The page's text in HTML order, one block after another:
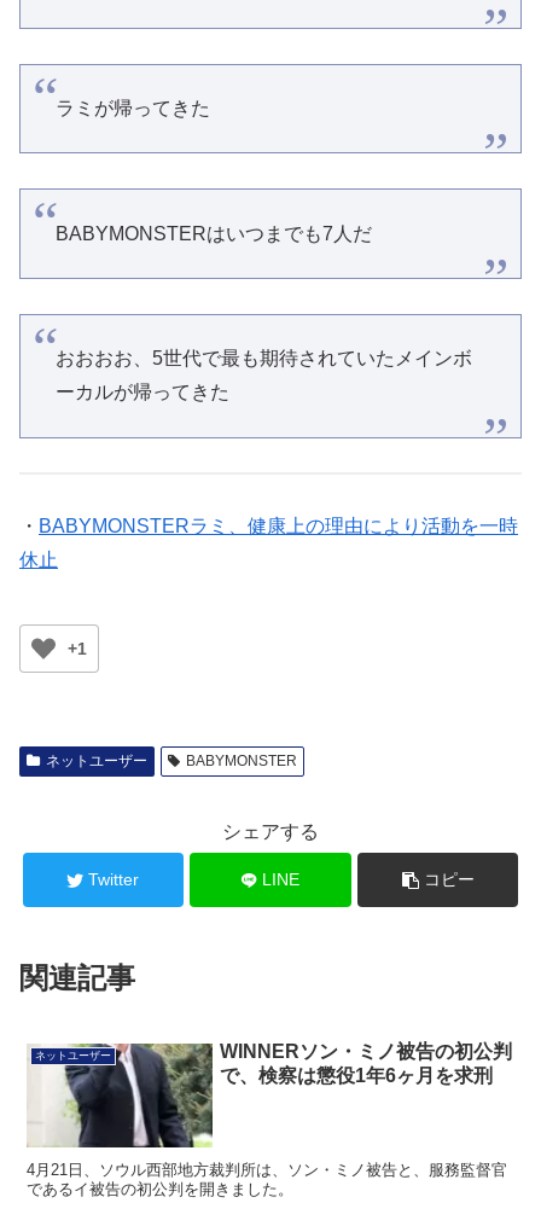
ラミが帰ってきた
BABYMONSTERはいつまでも7人だ
おおおお、5世代で最も期待されていたメインボ
ーカルが帰ってきた
・ BABYMONSTERラミ、健康上の理由により活動を一時
休止
+1
ネットユーザー BABYMONSTER
シェアする
Twitter LINE コピー
関連記事
ネットユーザー
WINNERソン・ミノ被告の初公判
で、検察は懲役1年6ヶ月を求刑
4月21日、ソウル西部地方裁判所は、ソン・ミノ被告と、服務監督官
であるイ被告の初公判を開きました。